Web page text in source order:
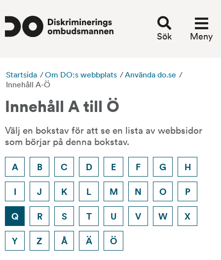
Sök Meny
Startsida /Om DO:s webbplats /Använda do.se /
Innehåll A-Ö
Innehåll A till Ö
Välj en bokstav för att se en lista av webbsidor
som börjar på denna bokstav.
A B C D E F G H
I J K L M N O P
Q R S T U V W X
Y Z Å Ä Ö